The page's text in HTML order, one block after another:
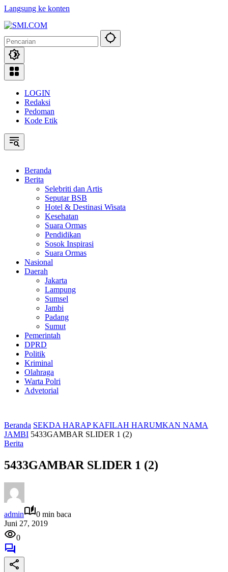
Langsung ke konten
LOGIN
Redaksi
Pedoman
Kode Etik
Beranda
Berita
Selebriti dan Artis
Seputar BSB
Hotel & Destinasi Wisata
Kesehatan
Suara Ormas
Pendidikan
Sosok Inspirasi
Suara Ormas
Nasional
Daerah
Jakarta
Lampung
Sumsel
Jambi
Padang
Sumut
Pemerintah
DPRD
Politik
Kriminal
Olahraga
Warta Polri
Advetorial
Beranda SEKDA HARAP KAFILAH HARUMKAN NAMA
JAMBI 5433GAMBAR SLIDER 1 (2)
Berita
5433GAMBAR SLIDER 1 (2)
admin
0 min baca
Juni 27, 2019
0